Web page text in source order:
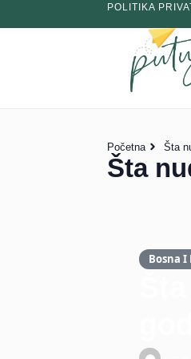
POLITIKA
Početna Šta
Šta
Bosna